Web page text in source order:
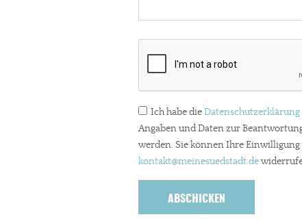
Ich habe dieDatenschutzerklärung
Angaben und Daten zur
werden. Sie können Ihre
kontakt@meinesuedstadt.de